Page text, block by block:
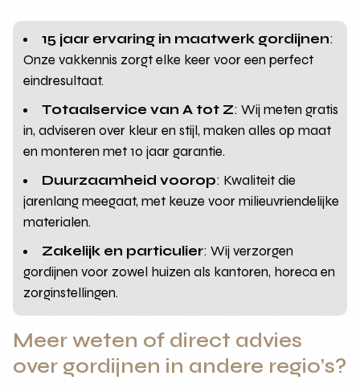
15 jaar ervaring in maatwerk gordijnen:
Onze vakkennis zorgt elke keer voor een perfect
eindresultaat.
Totaalservice van A tot Z: Wij meten gratis
in, adviseren over kleur en stijl, maken alles op maat
en monteren met 10 jaar garantie.
Duurzaamheid voorop: Kwaliteit die
jarenlang meegaat, met keuze voor milieuvriendelijke
materialen.
Zakelijk en particulier: Wij verzorgen
gordijnen voor zowel huizen als kantoren, horeca en
zorginstellingen.
Meer weten of direct advies
over gordijnen in andere regio’s?